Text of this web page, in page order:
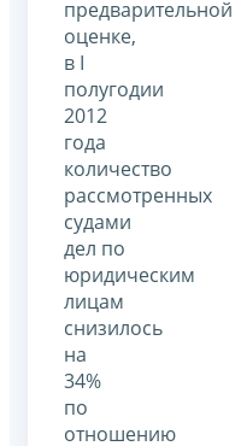
предварительной
оценке,
в I
полугодии
2012
года
количество
рассмотренных
судами
дел по
юридическим
лицам
снизилось
на
34%
по
отношению